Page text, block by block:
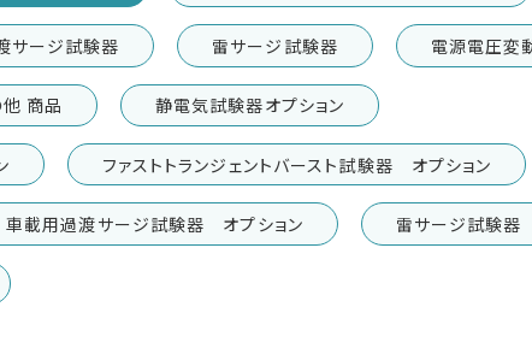
サージ試験器 雷サージ試験器 電源電圧変
他 商品 静電気試験器オプション
ファストトランジェントバースト試験器 オプション
車載用過渡サージ試験器 オプション 雷サージ試験器